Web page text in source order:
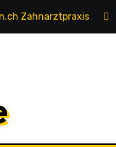
Zahnarztpraxis